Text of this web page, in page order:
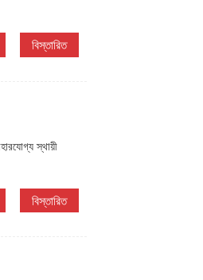
বিস্তারিত
স্থায়ী
বিস্তারিত